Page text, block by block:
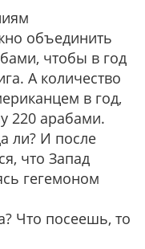
объединить
чтобы в год
А количество
в год,
220 арабами.
ли? И после
что Запад
гегемоном
Что посеешь, то